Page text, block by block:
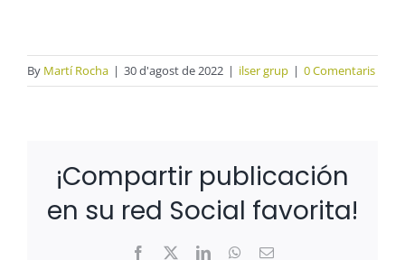
By Martí Rocha | 30 d'agost de 2022 | ilser grup | 0 Comentaris
¡Compartir publicación
en su red Social favorita!
Facebook LinkedInWhatsApp
Email: